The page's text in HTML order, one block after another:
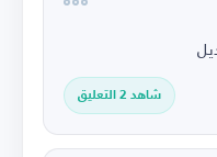
شاهد 2 التعليق